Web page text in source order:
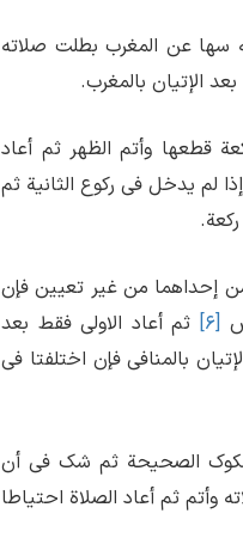
سها عن المغرب بطلت صلاته
الإتیان بالمغرب.
قطعها وأتم الظهر ثم أعاد
لم یدخل فی رکوع الثانیة ثم
إحداهما من غیر تعیین فإن
[۶] ثم أعاد الاولی فقط بعد
بالمنافی فإن اختلفتا فی
الصحیحة ثم شک فی أن
وأتم ثم أعاد الصلاة احتیاطا